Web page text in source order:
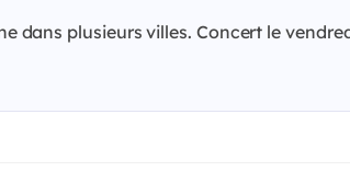
dans plusieurs villes. Concert le